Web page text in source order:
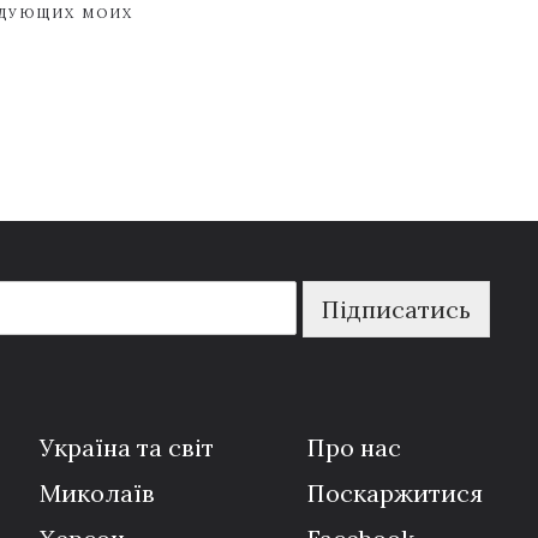
МОИХ
Підписатись
Україна та світ
Миколаїв
Про нас
Поскаржитися